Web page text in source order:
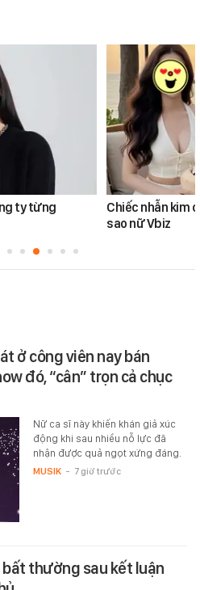
ty từng
Chiếc nhẫn kim
sao nữ Vbiz
ở công viên nay bán
đó, “cân” trọn cả chục
Nữ ca sĩ này khiến khán giả xúc
động khi sau nhiều nỗ lực đã
nhận được quả ngọt xứng đáng.
MUSIK - 7 giờ trước
thường sau kết luận